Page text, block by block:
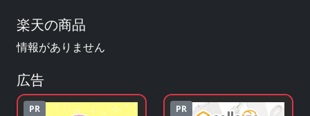
楽天の商品
情報がありません
広告
PR PR